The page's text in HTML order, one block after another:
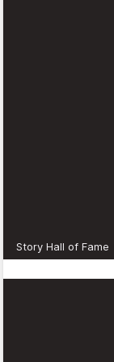
Story Hall of Fame